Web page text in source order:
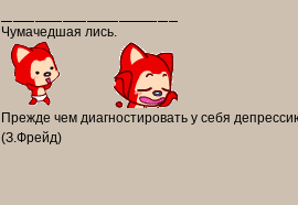
Чумачедшая лись.
Прежде чем диагностировать у себя
(З.Фрейд)